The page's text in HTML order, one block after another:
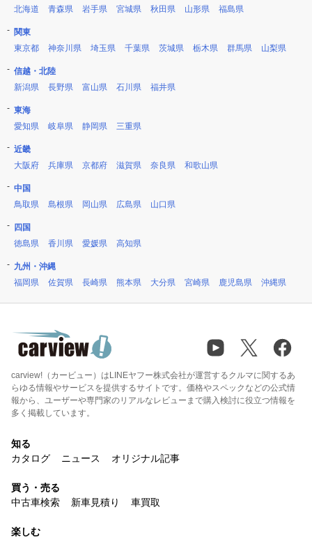
北海道
青森県 岩手県 宮城県 秋田県 山形県 福島県
関東
東京都
神奈川県 埼玉県 千葉県 茨城県 栃木県 群馬県 山梨県
信越・北陸
新潟県
長野県 富山県 石川県 福井県
東海
愛知県
岐阜県 静岡県 三重県
近畿
大阪府
兵庫県 京都府 滋賀県 奈良県 和歌山県
中国
鳥取県
島根県 岡山県 広島県 山口県
四国
徳島県
香川県 愛媛県 高知県
九州・沖縄
福岡県
佐賀県 長崎県 熊本県 大分県 宮崎県 鹿児島県 沖縄県
carview!（カービュー）はLINEヤフー株式会社が運営するクルマに関するあ
らゆる情報やサービスを提供するサイトです。価格やスペックなどの公式情
報から、ユーザーや専門家のリアルなレビューまで購入検討に役立つ情報を
多く掲載しています。
知る
カタログ
ニュース オリジナル記事
買う・売る
中古車検索
新車見積り 車買取
楽しむ